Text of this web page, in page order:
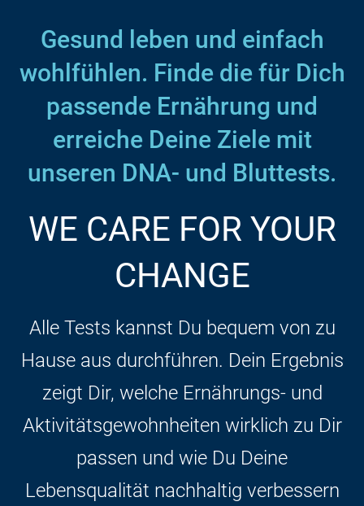
Gesund leben und einfach
wohlfühlen. Finde die für Dich
passende Ernährung und
erreiche Deine Ziele mit
unseren DNA- und Bluttests.
WE CARE FOR YOUR
CHANGE
Alle Tests kannst Du bequem von zu
Hause aus durchführen. Dein Ergebnis
zeigt Dir, welche Ernährungs- und
Aktivitätsgewohnheiten wirklich zu Dir
passen und wie Du Deine
Lebensqualität nachhaltig verbessern